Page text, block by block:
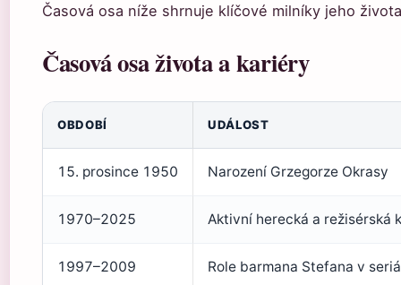
Časová osa níže shrnuje klíčové milníky jeho
Časová osa života a kariéry
OBDOBÍ UDÁLOST
15. prosince 1950 Narození Grzegorze Okrasy
1970–2025 Aktivní herecká a režisérská
1997–2009 Role barmana Stefana v